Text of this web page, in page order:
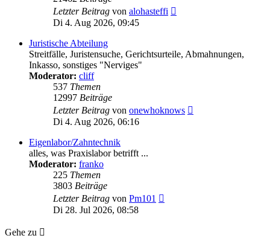
Letzter Beitrag von alohasteffi
Di 4. Aug 2026, 09:45
Juristische Abteilung
Streitfälle, Juristensuche, Gerichtsurteile, Abmahnungen,
Inkasso, sonstiges "Nerviges"
Moderator: cliff
537 Themen
12997 Beiträge
Letzter Beitrag von onewhoknows
Di 4. Aug 2026, 06:16
Eigenlabor/Zahntechnik
alles, was Praxislabor betrifft ...
Moderator: franko
225 Themen
3803 Beiträge
Letzter Beitrag von Pm101
Di 28. Jul 2026, 08:58
Gehe zu